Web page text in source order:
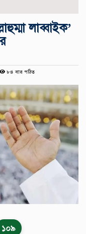
লাব্বাইক’
৮৪ বার পঠিত
১০৯